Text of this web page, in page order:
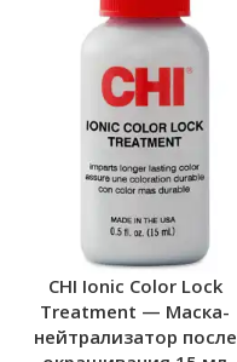
CHI Ionic Color Lock
Treatment — Маска-
нейтрализатор после